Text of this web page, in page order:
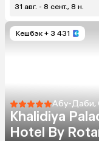
31 авг. - 8 сент., 8 н.
Кешбэк + 3 431
Абу-Даби,
Khalidiya
Hotel By